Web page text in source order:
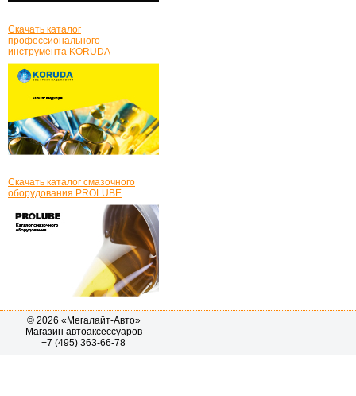
Скачать каталог
профессионального
инструмента KORUDA
Скачать каталог смазочного
оборудования PROLUBE
© 2026 «Мегалайт-Авто»
Магазин автоаксессуаров
+7 (495) 363-66-78